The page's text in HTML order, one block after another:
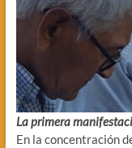
La primera
En la concentración